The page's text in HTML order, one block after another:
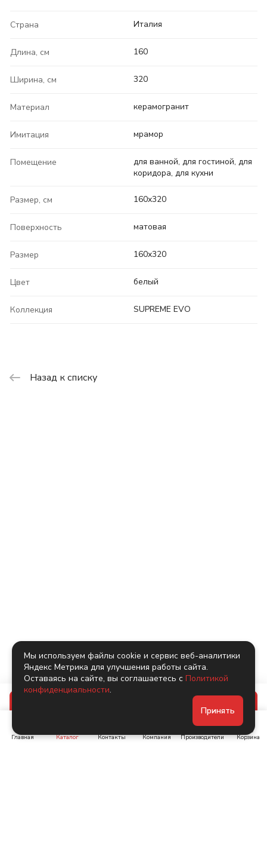
Страна Италия
Длина, см 160
Ширина, см 320
Материал керамогранит
Имитация мрамор
Помещение
для ванной, для гостиной, для
коридора, для кухни
Размер, см 160x320
Поверхность матовая
Размер 160x320
Цвет белый
Коллекция SUPREME EVO
Назад к списку
Главная Каталог Контакты Компания Производители Корзина
Мы используем файлы cookie и сервис веб-аналитики
Яндекс Метрика для улучшения работы сайта.
Оставаясь на сайте, вы соглашаетесь с Политикой
конфиденциальности.
Принять